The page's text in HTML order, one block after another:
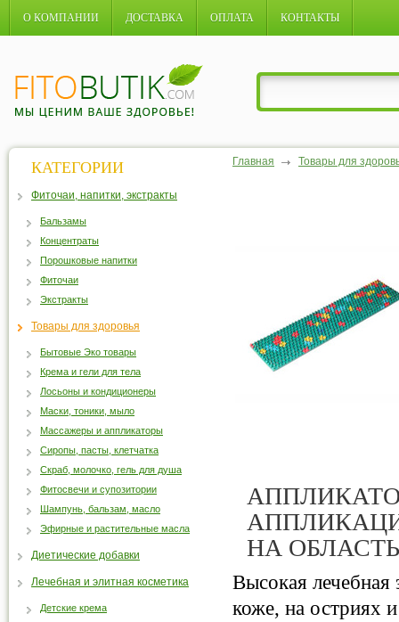
О КОМПАНИИ ДОСТАВКА ОПЛАТА КОНТАКТЫ
Главная Товары для
НА
Высокая лечебная
коже, на остриях
КАТЕГОРИИ
Фиточаи, напитки, экстракты
Бальзамы
Концентраты
Порошковые напитки
Фиточаи
Экстракты
Товары для здоровья
Бытовые Эко товары
Крема и гели для тела
Лосьоны и кондиционеры
Маски, тоники, мыло
Массажеры и аппликаторы
Сиропы, пасты, клетчатка
Скраб, молочко, гель для душа
Фитосвечи и супозитории
Шампунь, бальзам, масло
Эфирные и растительные масла
Диетические добавки
Лечебная и элитная косметика
Детские крема